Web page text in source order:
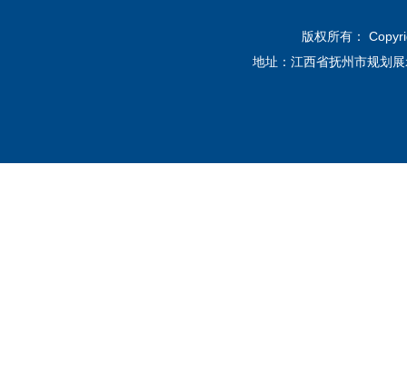
版权所有：
地址：江西省抚州市规划